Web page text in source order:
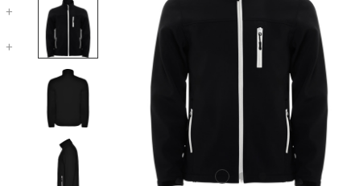
+
+